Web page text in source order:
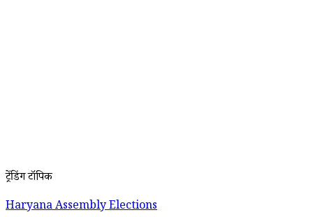
ट्रेंडिंग टॉपिक
Haryana Assembly Elections